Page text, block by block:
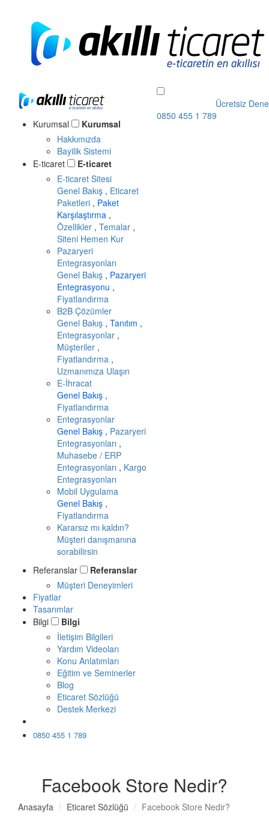
Kurumsal
Kurumsal
Hakkımızda
Bayilik Sistemi
E-ticaret
E-ticaret
E-ticaret Sitesi
Genel Bakış , Eticaret
Paketleri , Paket
Karşılaştırma ,
Özellikler , Temalar ,
Siteni Hemen Kur
Pazaryeri
Entegrasyonları
Genel Bakış , Pazaryeri
Entegrasyonu ,
Fiyatlandırma
B2B Çözümler
Genel Bakış , Tanıtım ,
Entegrasyonlar ,
Müşteriler ,
Fiyatlandırma ,
Uzmanımıza Ulaşın
E-İhracat
Genel Bakış ,
Fiyatlandırma
Entegrasyonlar
Genel Bakış , Pazaryeri
Entegrasyonları ,
Muhasebe / ERP
Entegrasyonları , Kargo
Entegrasyonları
Mobil Uygulama
Genel Bakış ,
Fiyatlandırma
Kararsız mı kaldın?
Müşteri danışmanına
sorabilirsin
Referanslar
Referanslar
Müşteri Deneyimleri
Fiyatlar
Tasarımlar
Bilgi
Bilgi
İletişim Bilgileri
Yardım Videoları
Konu Anlatımları
Eğitim ve Seminerler
Blog
Eticaret Sözlüğü
Destek Merkezi
0850 455 1 789
Ücretsiz Dene
0850 455 1 789
Facebook Store Nedir?
Anasayfa Eticaret Sözlüğü Facebook Store Nedir?